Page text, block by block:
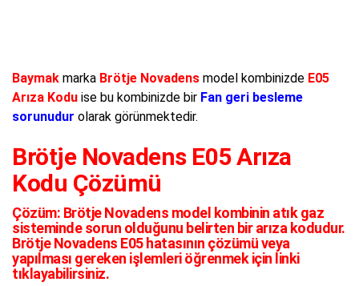
Baymak marka Brötje Novadens model kombinizde E05
Arıza Kodu ise bu kombinizde bir Fan geri besleme
sorunudur olarak görünmektedir.
Brötje Novadens E05 Arıza
Kodu Çözümü
Çözüm: Brötje Novadens model kombinin atık gaz
sisteminde sorun olduğunu belirten bir arıza kodudur.
Brötje Novadens E05 hatasının çözümü veya
yapılması gereken işlemleri öğrenmek için linki
tıklayabilirsiniz.